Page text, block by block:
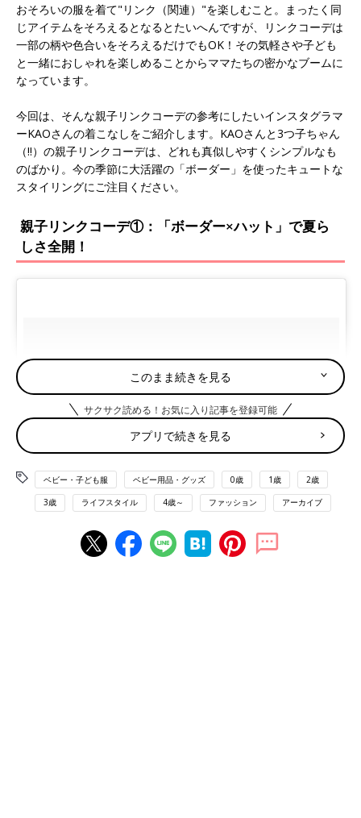
おそろいの服を着て"リンク（関連）"を楽しむこと。まったく同
じアイテムをそろえるとなるとたいへんですが、リンクコーデは
一部の柄や色合いをそろえるだけでもOK！その気軽さや子ども
と一緒におしゃれを楽しめることからママたちの密かなブームに
なっています。
今回は、そんな親子リンクコーデの参考にしたいインスタグラマ
ーKAOさんの着こなしをご紹介します。KAOさんと3つ子ちゃん
（!!）の親子リンクコーデは、どれも真似しやすくシンプルなも
のばかり。今の季節に大活躍の「ボーダー」を使ったキュートな
スタイリングにご注目ください。
親子リンクコーデ①：「ボーダー×ハット」で夏ら
しさ全開！
このまま続きを見る
サクサク読める！お気に入り記事を登録可能
アプリで続きを見る
ベビー・子ども服 ベビー用品・グッズ 0歳 1歳 2歳
3歳 ライフスタイル 4歳～ ファッション アーカイブ